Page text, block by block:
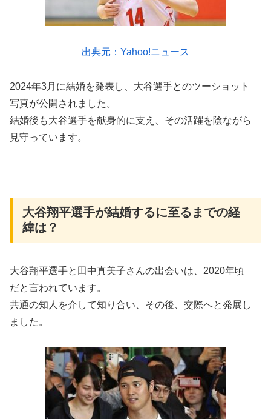
出典元：Yahoo!ニュース
2024年3月に結婚を発表し、大谷選手とのツーショット
写真が公開されました。
結婚後も大谷選手を献身的に支え、その活躍を陰ながら
見守っています。
大谷翔平選手が結婚するに至るまでの経
緯は？
大谷翔平選手と田中真美子さんの出会いは、2020年頃
だと言われています。
共通の知人を介して知り合い、その後、交際へと発展し
ました。